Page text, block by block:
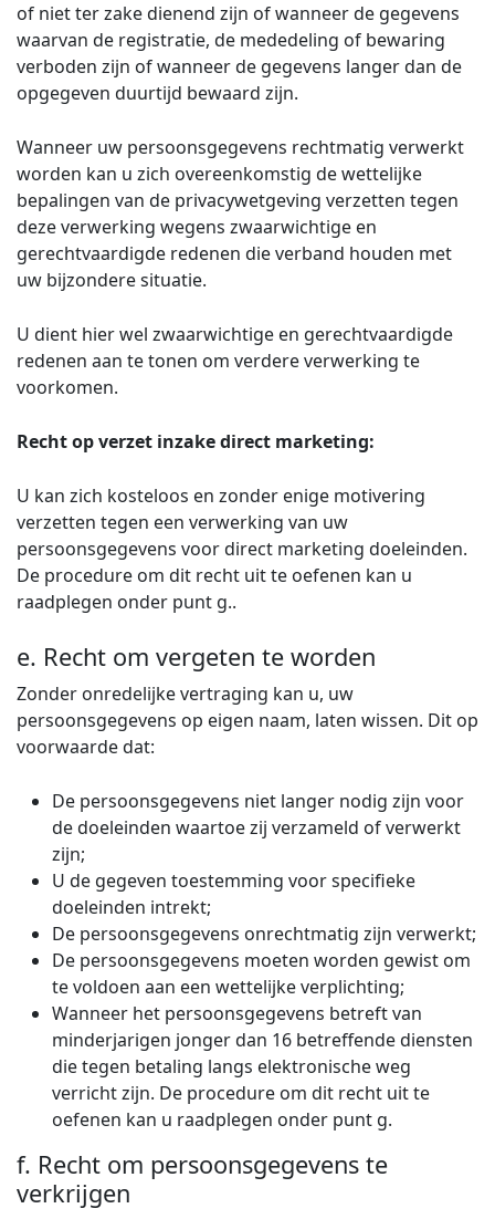
of niet ter zake dienend zijn of wanneer de gegevens
waarvan de registratie, de mededeling of bewaring
verboden zijn of wanneer de gegevens langer dan de
opgegeven duurtijd bewaard zijn.
Wanneer uw persoonsgegevens rechtmatig verwerkt
worden kan u zich overeenkomstig de wettelijke
bepalingen van de privacywetgeving verzetten tegen
deze verwerking wegens zwaarwichtige en
gerechtvaardigde redenen die verband houden met
uw bijzondere situatie.
U dient hier wel zwaarwichtige en gerechtvaardigde
redenen aan te tonen om verdere verwerking te
voorkomen.
Recht op verzet inzake direct marketing:
U kan zich kosteloos en zonder enige motivering
verzetten tegen een verwerking van uw
persoonsgegevens voor direct marketing doeleinden.
De procedure om dit recht uit te oefenen kan u
raadplegen onder punt g..
e. Recht om vergeten te worden
Zonder onredelijke vertraging kan u, uw
persoonsgegevens op eigen naam, laten wissen. Dit op
voorwaarde dat:
De persoonsgegevens niet langer nodig zijn voor
de doeleinden waartoe zij verzameld of verwerkt
zijn;
U de gegeven toestemming voor specifieke
doeleinden intrekt;
De persoonsgegevens onrechtmatig zijn verwerkt;
De persoonsgegevens moeten worden gewist om
te voldoen aan een wettelijke verplichting;
Wanneer het persoonsgegevens betreft van
minderjarigen jonger dan 16 betreffende diensten
die tegen betaling langs elektronische weg
verricht zijn. De procedure om dit recht uit te
oefenen kan u raadplegen onder punt g.
f. Recht om persoonsgegevens te
verkrijgen